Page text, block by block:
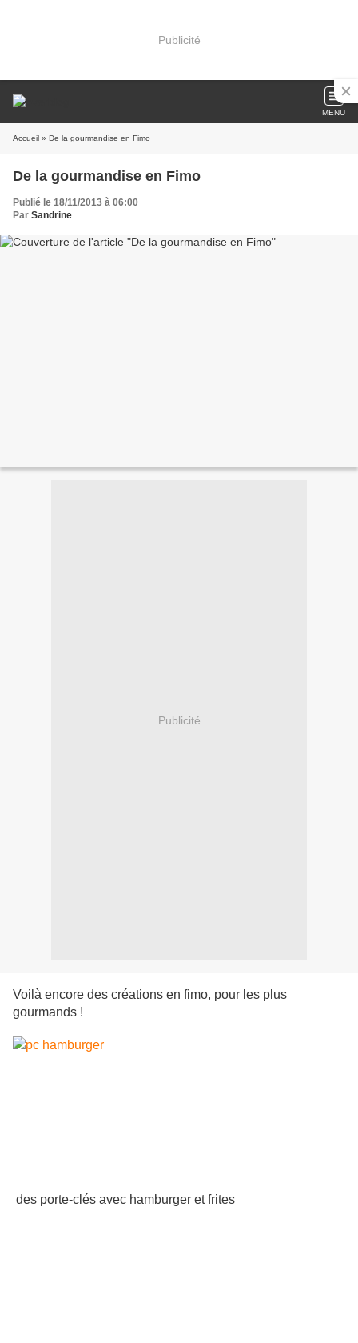
Publicité
MENU
Accueil » De la gourmandise en Fimo
De la gourmandise en Fimo
Publié le 18/11/2013 à 06:00
Par Sandrine
Publicité
Voilà encore des créations en fimo, pour les plus
gourmands !
des porte-clés avec hamburger et frites